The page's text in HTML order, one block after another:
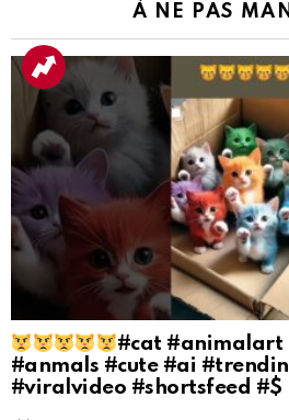
À NE PAS
#cat
#anmals #cute #ai
#viralvideo #shortsfeed #$